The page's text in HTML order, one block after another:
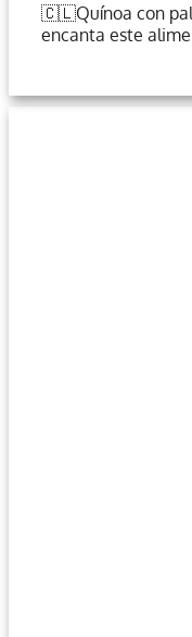
🇨🇱Quínoa con
encanta este